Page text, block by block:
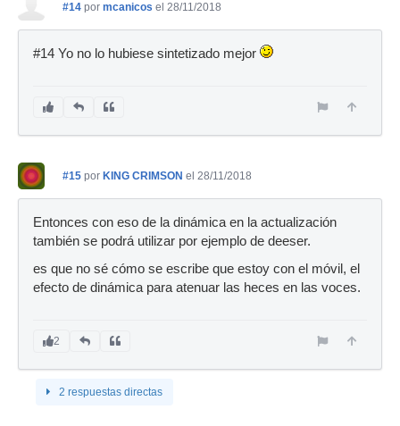
#14 por mcanicos el 28/11/2018
#14 Yo no lo hubiese sintetizado mejor
#15 por KING CRIMSON el 28/11/2018
Entonces con eso de la dinámica en la actualización
también se podrá utilizar por ejemplo de deeser.
es que no sé cómo se escribe que estoy con el móvil, el
efecto de dinámica para atenuar las heces en las voces.
2
2 respuestas directas